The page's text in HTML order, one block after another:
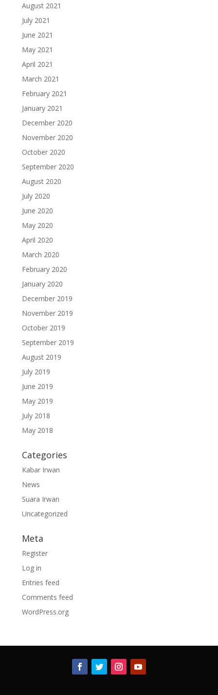
August 2021
July 2021
June 2021
May 2021
April 2021
March 2021
February 2021
January 2021
December 2020
November 2020
October 2020
September 2020
August 2020
July 2020
June 2020
May 2020
April 2020
March 2020
February 2020
January 2020
December 2019
November 2019
October 2019
September 2019
August 2019
July 2019
June 2019
May 2019
July 2018
May 2018
Categories
Kabar Irwan
News
Suara Irwan
Uncategorized
Meta
Register
Log in
Entries feed
Comments feed
WordPress.org